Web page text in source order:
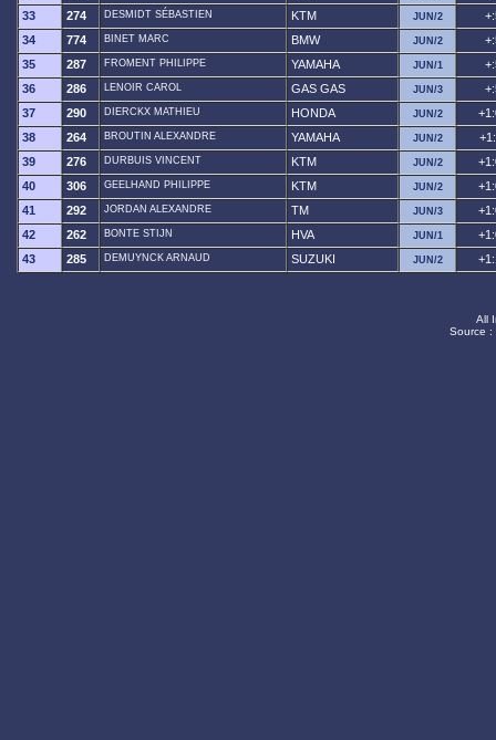
33
274 DESMIDT SÉBASTIEN KTM JUN/2
34
774 BINET MARC BMW JUN/2
35
287 FROMENT PHILIPPE YAMAHA JUN/1
36
286 LENOIR CAROL GAS GAS JUN/3
37
290 DIERCKX MATHIEU HONDA JUN/2
38
264 BROUTIN ALEXANDRE YAMAHA JUN/2
39
276 DURBUIS VINCENT KTM JUN/2
40
306 GEELHAND PHILIPPE KTM JUN/2
41
292 JORDAN ALEXANDRE TM JUN/3
42
262 BONTE STIJN HVA JUN/1
43
285 DEMUYNCK ARNAUD SUZUKI JUN/2
All
Source :